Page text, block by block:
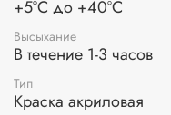
+5°С до +40°С
Высыхание
В течение 1-3 часов
Тип
Краска акриловая